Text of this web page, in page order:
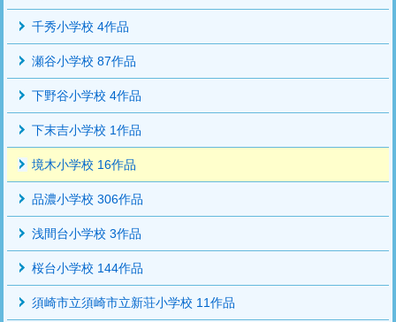
千秀小学校 4作品
瀬谷小学校 87作品
下野谷小学校 4作品
下末吉小学校 1作品
境木小学校 16作品
品濃小学校 306作品
浅間台小学校 3作品
桜台小学校 144作品
須崎市立須崎市立新荘小学校 11作品